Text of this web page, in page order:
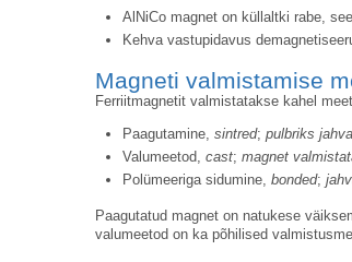
AlNiCo magnet on küllaltki rabe,
Kehva vastupidavus
Magneti valmistamise
Ferriitmagnetit valmistatakse kahel
Paagutamine, sintred; pulbriks
Valumeetod, cast; magnet
Polümeeriga sidumine, bonded;
Paagutatud magnet on natukese
valumeetod on ka põhilised